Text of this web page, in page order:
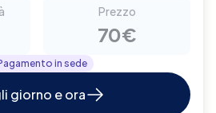
Prezzo
70€
in sede
giorno e ora